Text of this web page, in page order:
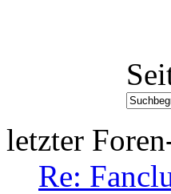
letzter
Re: